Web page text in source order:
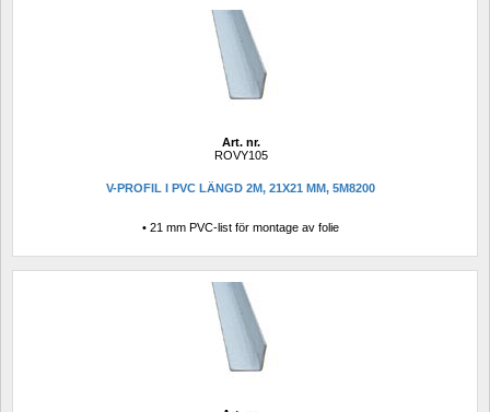
Art. nr.
ROVY105
V-PROFIL I PVC LÄNGD 2M, 21X21 MM, 5M8200
• 21 mm PVC-list för montage av folie